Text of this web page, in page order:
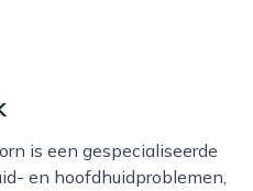
en hoofdhuidproblemen,